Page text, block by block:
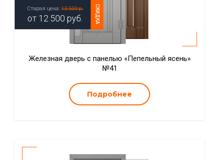
СКИДКА
Старая цена: 13 500 р.
от 12 500 руб.
Железная дверь с панелью «Пепельный ясень»
№41
Подробнее